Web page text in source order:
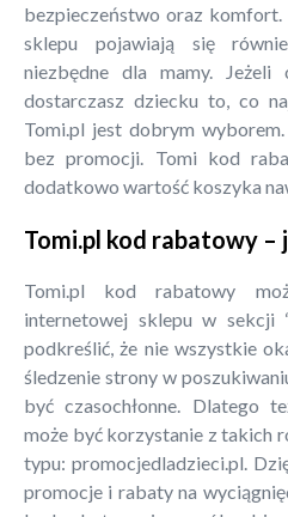
bezpieczeństwo oraz komfort.
sklepu pojawiają się
niezbędne dla mamy. Jeżeli
dostarczasz dziecku to, co
Tomi.pl jest dobrym
bez promocji. Tomi kod
dodatkowo wartość koszyka
Tomi.pl kod rabatowy –
Tomi.pl kod rabatowy
internetowej sklepu w sekcji
podkreślić, że nie wszystkie
śledzenie strony w
być czasochłonne. Dlatego
może być korzystanie z takich
typu: promocjedladzieci.pl.
promocje i rabaty na